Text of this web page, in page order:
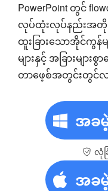
PowerPoint တွင်
လုပ်ထုံးလုပ်နည်းအတိုင်း
ထူးခြားသောအိုင်ကွန်မ
များနှင့် အခြားမျ
တာဖေ့စ်အတွင်းတွင်လည်
အခမဲ့
လုံခ
အခမဲ့